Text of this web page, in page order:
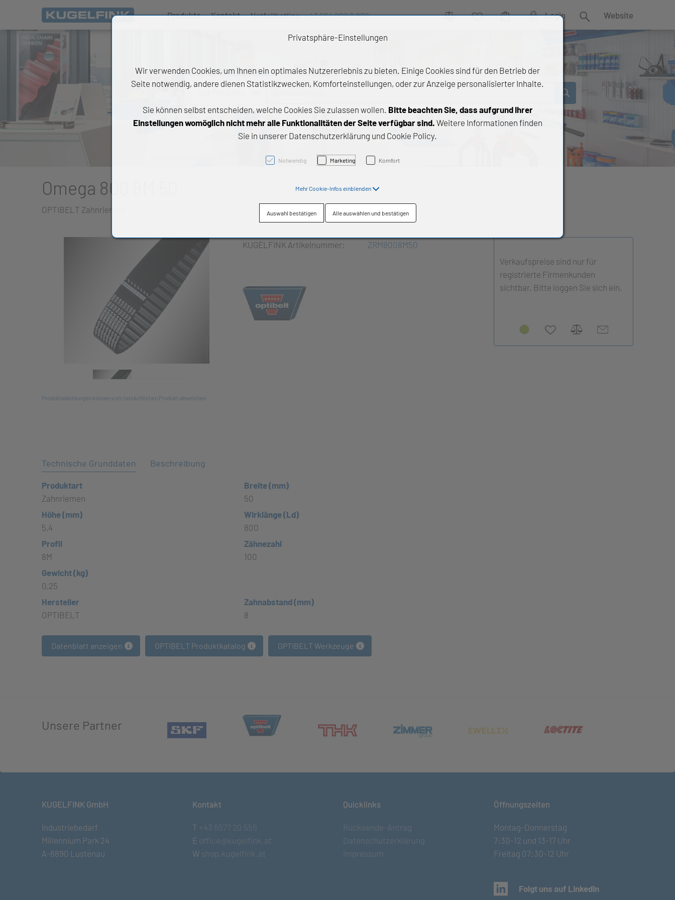
Produkte Kontakt Notfallhotline:+43 664 222 9 888 VergleichWunschlisteWarenkorb Login Suche Website
Alle Produkte
Wälz- und Gleitlager
Antriebstechnik
Chemische Produkte
Alle Produkte
Omega 800 8M 50
OPTIBELT Zahnriemen
Produktabbildungen können vom tatsächlichen Produkt abweichen
KUGELFINK Artikelnummer:
ZRM8008M50
Verkaufspreise sind nur für
registrierte Firmenkunden
sichtbar. Bitte loggen Sie sich ein.
Technische Grunddaten Beschreibung
Produktart
Zahnriemen
Breite (mm)
50
Höhe (mm)
5,4
Wirklänge (Ld)
800
Profil
8M
Zähnezahl
100
Gewicht (kg)
0,25
Hersteller
OPTIBELT
Zahnabstand (mm)
8
Datenblatt anzeigen OPTIBELT Produktkatalog OPTIBELT Werkzeuge
Unsere Partner (öffnet in neuem Tab)
(öffnet in neuem Tab)(öffnet in neuem Tab)(öffnet in neuem Tab)(öffnet in neuem Tab)
KUGELFINK GmbH
Industriebedarf
Millennium Park 24
A-6890 Lustenau
Kontakt
T +43 5577 20 555
E office@kugelfink.at
W shop.kugelfink.at
Quicklinks
Rücksende-Antrag
Datenschutzerklärung
Impressum
Öffnungszeiten
Montag-Donnerstag
7:30-12 und 13-17 Uhr
Freitag 07:30-12 Uhr
(öffnet in neuem Tab)
Folgt uns auf LinkedIn
Privatsphäre-Einstellungen
Wir verwenden Cookies, um Ihnen ein optimales Nutzererlebnis zu bieten. Einige Cookies sind für den Betrieb der
Seite notwendig, andere dienen Statistikzwecken, Komforteinstellungen, oder zur Anzeige personalisierter Inhalte.
Sie können selbst entscheiden, welche Cookies Sie zulassen wollen. Bitte beachten Sie, dass aufgrund Ihrer
Einstellungen womöglich nicht mehr alle Funktionalitäten der Seite verfügbar sind. Weitere Informationen finden
Sie in unserer Datenschutzerklärung und Cookie Policy.
Notwendig Marketing Komfort
Mehr Cookie-Infos einblenden
Auswahl bestätigen Alle auswählen und bestätigen